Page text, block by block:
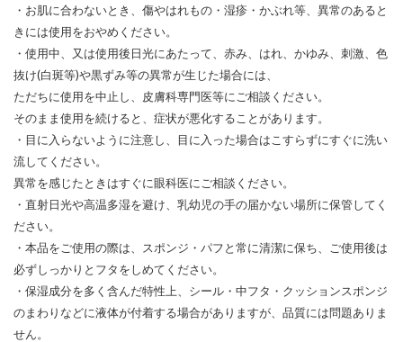
・お肌に合わないとき、傷やはれもの・湿疹・かぶれ等、異常のあると
きには使用をおやめください。
・使用中、又は使用後日光にあたって、赤み、はれ、かゆみ、刺激、色
抜け(白斑等)や黒ずみ等の異常が生じた場合には、
ただちに使用を中止し、皮膚科専門医等にご相談ください。
そのまま使用を続けると、症状が悪化することがあります。
・目に入らないように注意し、目に入った場合はこすらずにすぐに洗い
流してください。
異常を感じたときはすぐに眼科医にご相談ください。
・直射日光や高温多湿を避け、乳幼児の手の届かない場所に保管してく
ださい。
・本品をご使用の際は、スポンジ・パフと常に清潔に保ち、ご使用後は
必ずしっかりとフタをしめてください。
・保湿成分を多く含んだ特性上、シール・中フタ・クッションスポンジ
のまわりなどに液体が付着する場合がありますが、品質には問題ありま
せん。